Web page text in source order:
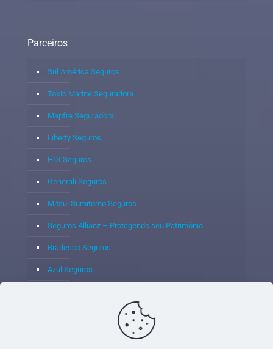
Parceiros
Sul América Seguros
Tokio Marine Seguradora
Mapfre Seguradora
Liberty Seguros
HDI Seguros
Generali Seguros
Mitsui Sumitomo Seguros
Seguros Allianz – Protegendo seu Patrimônio
Bradesco Seguros
Azul Seguros